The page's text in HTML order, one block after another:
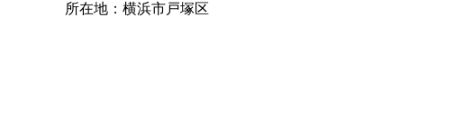
所在地：横浜市戸塚区